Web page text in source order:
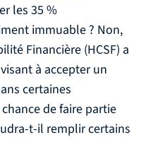
les 35 %
immuable ? Non,
Financière (HCSF) a
à accepter un
certaines
de faire partie
t-il remplir certains